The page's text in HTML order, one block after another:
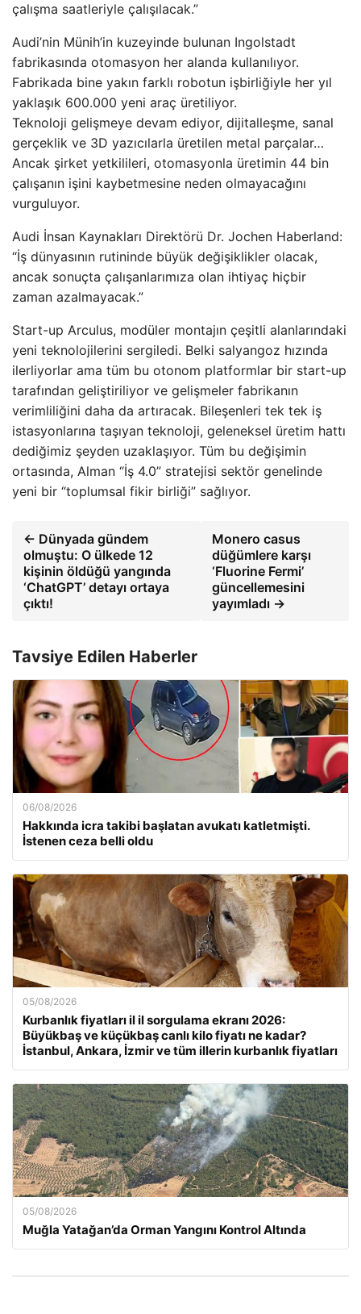
çalışma saatleriyle çalışılacak.”
Audi’nin Münih’in kuzeyinde bulunan Ingolstadt
fabrikasında otomasyon her alanda kullanılıyor.
Fabrikada bine yakın farklı robotun işbirliğiyle her yıl
yaklaşık 600.000 yeni araç üretiliyor.
Teknoloji gelişmeye devam ediyor, dijitalleşme, sanal
gerçeklik ve 3D yazıcılarla üretilen metal parçalar…
Ancak şirket yetkilileri, otomasyonla üretimin 44 bin
çalışanın işini kaybetmesine neden olmayacağını
vurguluyor.
Audi İnsan Kaynakları Direktörü Dr. Jochen Haberland:
“İş dünyasının rutininde büyük değişiklikler olacak,
ancak sonuçta çalışanlarımıza olan ihtiyaç hiçbir
zaman azalmayacak.”
Start-up Arculus, modüler montajın çeşitli alanlarındaki
yeni teknolojilerini sergiledi. Belki salyangoz hızında
ilerliyorlar ama tüm bu otonom platformlar bir start-up
tarafından geliştiriliyor ve gelişmeler fabrikanın
verimliliğini daha da artıracak. Bileşenleri tek tek iş
istasyonlarına taşıyan teknoloji, geleneksel üretim hattı
dediğimiz şeyden uzaklaşıyor. Tüm bu değişimin
ortasında, Alman “İş 4.0” stratejisi sektör genelinde
yeni bir “toplumsal fikir birliği” sağlıyor.
← Dünyada gündem
olmuştu: O ülkede 12
kişinin öldüğü yangında
‘ChatGPT’ detayı ortaya
çıktı!
Monero casus
düğümlere karşı
‘Fluorine Fermi’
güncellemesini
yayımladı →
Tavsiye Edilen Haberler
06/08/2026
Hakkında icra takibi başlatan avukatı katletmişti.
İstenen ceza belli oldu
05/08/2026
Kurbanlık fiyatları il il sorgulama ekranı 2026:
Büyükbaş ve küçükbaş canlı kilo fiyatı ne kadar?
İstanbul, Ankara, İzmir ve tüm illerin kurbanlık fiyatları
05/08/2026
Muğla Yatağan’da Orman Yangını Kontrol Altında